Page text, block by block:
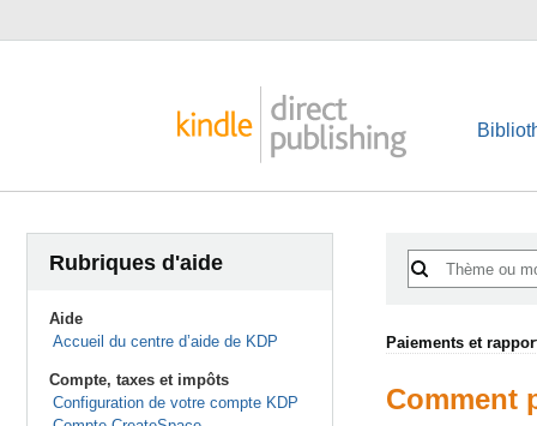
Rubriques d'aide
Aide
Accueil du centre d’aide de KDP
Compte, taxes et impôts
Configuration de votre compte KDP
Paiements et
Comment